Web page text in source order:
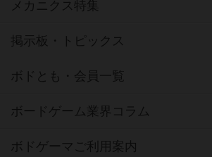
メカニクス特集
掲示板・トピックス
ボドとも・会員一覧
ボードゲーム業界コラム
ボドゲーマご利用案内